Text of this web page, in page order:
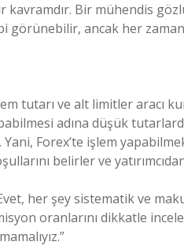
kavramdır. Bir mühendis
görünebilir, ancak her
tutarı ve alt limitler aracı
adına düşük
Forex’te işlem
belirler ve
her şey sistematik ve
oranlarını dikkatle